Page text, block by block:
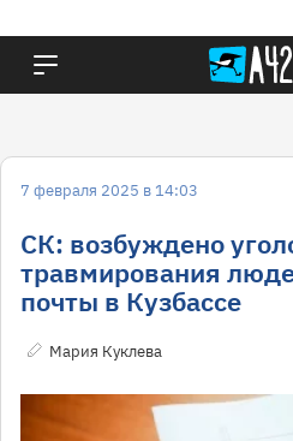
7 февраля 2025 в 14:03
СК: возбуждено
травмирования
почты в Кузбассе
Мария Куклева